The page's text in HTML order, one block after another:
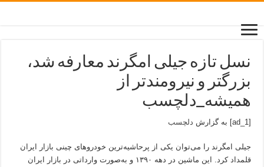
نسل تازه جیلی امگرند معارفه شد،
بزرگتر و نیرومندتر از
همیشه_دلچسب
[ad_1] به گزارش دلچسب
جیلی امگرند را می‌توان یکی از پرحاشیه‌ترین خودروهای چینی بازار ایران
قلمداد کرد. این ماشین در دهه ۱۳۹۰ و به‌صورت وارداتی در بازار ایران